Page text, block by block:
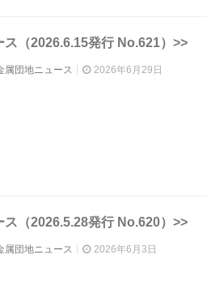
ス（2026.6.15発行 No.621）>>
属団地ニュース 2026年6月29日
ス（2026.5.28発行 No.620）>>
属団地ニュース 2026年6月3日